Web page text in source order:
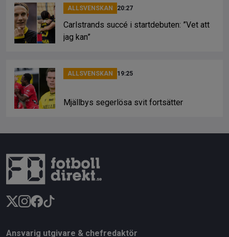
ALLSVENSKAN 20:27
Carlstrands succé i startdebuten: ”Vet att
jag kan”
ALLSVENSKAN 19:25
Mjällbys segerlösa svit fortsätter
Ansvarig utgivare & chefredaktör